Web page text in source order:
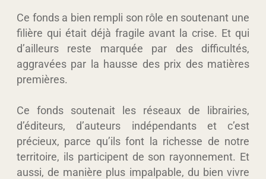
Ce fonds a bien rempli son rôle en soutenant une
filière qui était déjà fragile avant la crise. Et qui
d’ailleurs reste marquée par des difficultés,
aggravées par la hausse des prix des matières
premières.
Ce fonds soutenait les réseaux de librairies,
d’éditeurs, d’auteurs indépendants et c’est
précieux, parce qu’ils font la richesse de notre
territoire, ils participent de son rayonnement. Et
aussi, de manière plus impalpable, du bien vivre